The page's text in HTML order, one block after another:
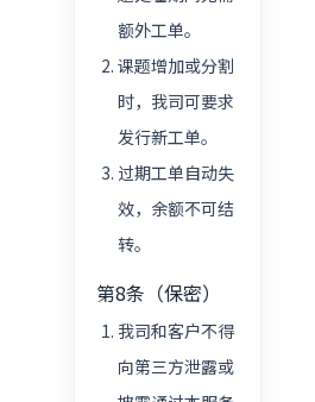
额外工单。
课题增加或分割
时，我司可要求
发行新工单。
过期工单自动失
效，余额不可结
转。
第8条（保密）
我司和客户不得
向第三方泄露或